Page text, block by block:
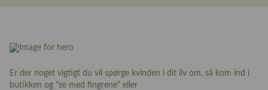
Er der noget vigtigt du vil spørge kvinden i dit liv om, så kom ind i
butikken og "se med fingrene" eller